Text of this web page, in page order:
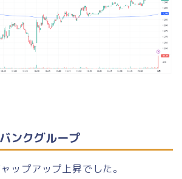
ンクグループ
ップアップ上昇でした。